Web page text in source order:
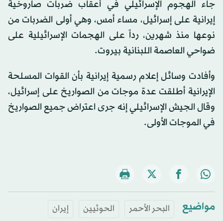
جاء الهجوم الإسرائيلي في أعقاب ضربات صاروخية
إيرانية على إسرائيل، مساء أمس، وهي أولى الضربات من
نوعها منذ شهرين، رداً على الهجمات الإسرائيلية على
ضواحي العاصمة اللبنانية بيروت.
وأفادت وسائل إعلام رسمية إيرانية بأن القوات المسلحة
الإيرانية أطلقت عدة موجات من الصواريخ على إسرائيل،
وقال الجيش الإسرائيلي إنه جرى اعتراض جميع الصواريخ
في الموجات الأولى.
مواضيع البحر الأحمر الحوثيين
إيران